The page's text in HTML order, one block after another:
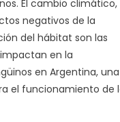
El cambio climático,
negativos de la
del hábitat son las
en la
en Argentina, una
el funcionamiento de